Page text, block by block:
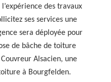
des travaux
ses services une
sera déployée pour
de bâche de toiture
Alsacien, une
à Bourgfelden.